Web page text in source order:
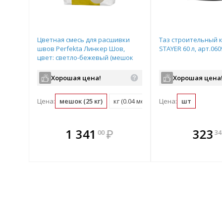
Цветная смесь для расшивки
швов Perfekta Линкер Шов,
цвет: светло-бежевый (мешок
Хорошая цена!
Цена: мешок (25 кг) кг (0.04 мешок)
1 341 00 ₽
В
всегда
Таз строительный
STAYER 60 л,
Хорошая цена!
Цена: шт
В комплекте
всегда выгоднее!
323 34
В
всегда